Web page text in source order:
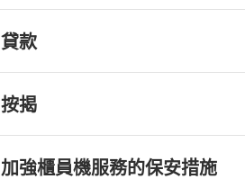
貸款
按揭
加強櫃員機服務的保安措施